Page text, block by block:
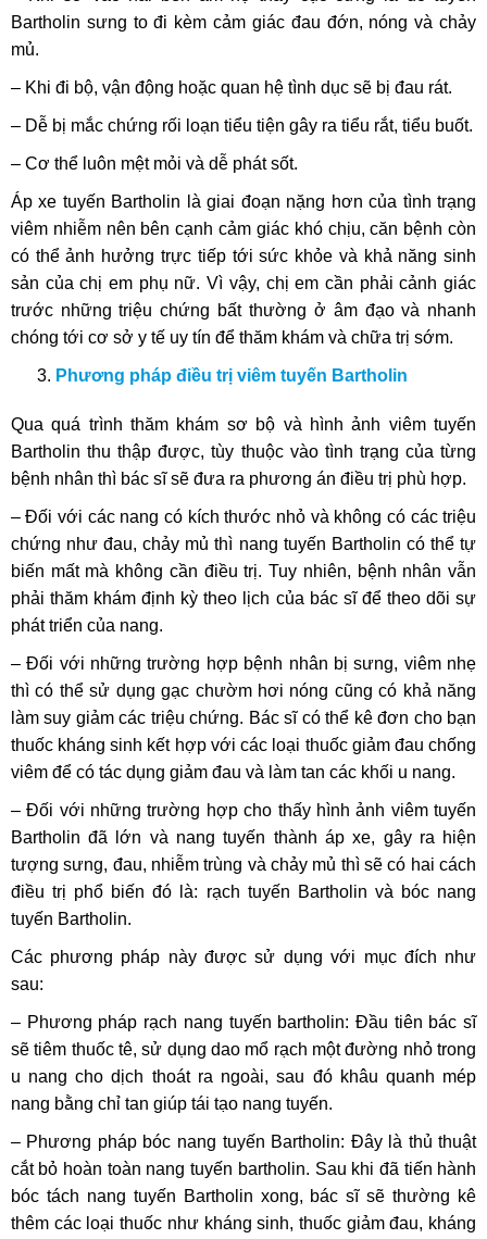
Bartholin sưng to đi kèm cảm giác đau đớn, nóng và chảy
mủ.
– Khi đi bộ, vận động hoặc quan hệ tình dục sẽ bị đau rát.
– Dễ bị mắc chứng rối loạn tiểu tiện gây ra tiểu rắt, tiểu buốt.
– Cơ thể luôn mệt mỏi và dễ phát sốt.
Áp xe tuyến Bartholin là giai đoạn nặng hơn của tình trạng
viêm nhiễm nên bên cạnh cảm giác khó chịu, căn bệnh còn
có thể ảnh hưởng trực tiếp tới sức khỏe và khả năng sinh
sản của chị em phụ nữ. Vì vậy, chị em cần phải cảnh giác
trước những triệu chứng bất thường ở âm đạo và nhanh
chóng tới cơ sở y tế uy tín để thăm khám và chữa trị sớm.
Phương pháp điều trị viêm tuyến Bartholin
Qua quá trình thăm khám sơ bộ và hình ảnh viêm tuyến
Bartholin thu thập được, tùy thuộc vào tình trạng của từng
bệnh nhân thì bác sĩ sẽ đưa ra phương án điều trị phù hợp.
– Đối với các nang có kích thước nhỏ và không có các triệu
chứng như đau, chảy mủ thì nang tuyến Bartholin có thể tự
biến mất mà không cần điều trị. Tuy nhiên, bệnh nhân vẫn
phải thăm khám định kỳ theo lịch của bác sĩ để theo dõi sự
phát triển của nang.
– Đối với những trường hợp bệnh nhân bị sưng, viêm nhẹ
thì có thể sử dụng gạc chườm hơi nóng cũng có khả năng
làm suy giảm các triệu chứng. Bác sĩ có thể kê đơn cho bạn
thuốc kháng sinh kết hợp với các loại thuốc giảm đau chống
viêm để có tác dụng giảm đau và làm tan các khối u nang.
– Đối với những trường hợp cho thấy hình ảnh viêm tuyến
Bartholin đã lớn và nang tuyến thành áp xe, gây ra hiện
tượng sưng, đau, nhiễm trùng và chảy mủ thì sẽ có hai cách
điều trị phổ biến đó là: rạch tuyến Bartholin và bóc nang
tuyến Bartholin.
Các phương pháp này được sử dụng với mục đích như
sau:
– Phương pháp rạch nang tuyến bartholin: Đầu tiên bác sĩ
sẽ tiêm thuốc tê, sử dụng dao mổ rạch một đường nhỏ trong
u nang cho dịch thoát ra ngoài, sau đó khâu quanh mép
nang bằng chỉ tan giúp tái tạo nang tuyến.
– Phương pháp bóc nang tuyến Bartholin: Đây là thủ thuật
cắt bỏ hoàn toàn nang tuyến bartholin. Sau khi đã tiến hành
bóc tách nang tuyến Bartholin xong, bác sĩ sẽ thường kê
thêm các loại thuốc như kháng sinh, thuốc giảm đau, kháng